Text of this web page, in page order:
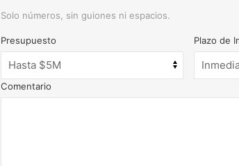
Solo números, sin guiones ni espacios.
Presupuesto Plazo de
Comentario